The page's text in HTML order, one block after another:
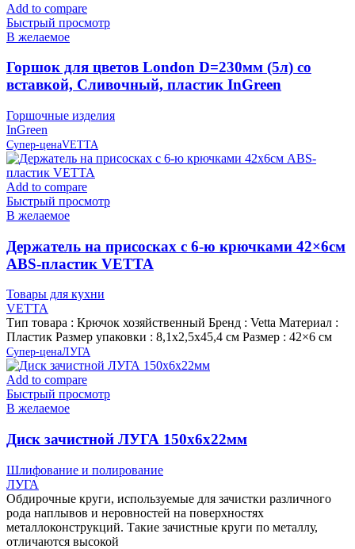
Add to compare
Быстрый просмотр
В желаемое
Горшок для цветов London D=230мм (5л) со
вставкой, Сливочный, пластик InGreen
Горшочные изделия
InGreen
Супер-ценаVETTA
Add to compare
Быстрый просмотр
В желаемое
Держатель на присосках с 6-ю крючками 42×6см
ABS-пластик VETTA
Товары для кухни
VETTA
Тип товара : Крючок хозяйственный Бренд : Vetta Материал :
Пластик Размер упаковки : 8,1х2,5х45,4 см Размер : 42×6 см
Супер-ценаЛУГА
Add to compare
Быстрый просмотр
В желаемое
Диск зачистной ЛУГА 150х6х22мм
Шлифование и полирование
ЛУГА
Обдирочные круги, используемые для зачистки различного
рода наплывов и неровностей на поверхностях
металлоконструкций. Такие зачистные круги по металлу,
отличаются высокой